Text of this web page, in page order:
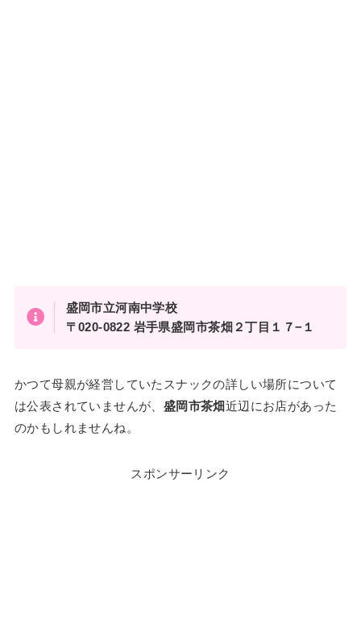
盛岡市立河南中学校
〒020-0822 岩手県盛岡市茶畑２丁目１７−１
かつて母親が経営していたスナックの詳しい場所について
は公表されていませんが、 盛岡市茶畑近辺にお店があった
のかもしれませんね。
スポンサーリンク